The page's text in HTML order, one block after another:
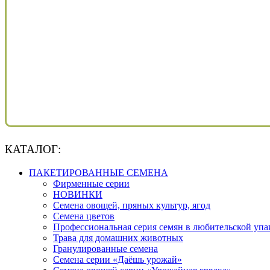
КАТАЛОГ:
ПАКЕТИРОВАННЫЕ СЕМЕНА
Фирменные серии
НОВИНКИ
Семена овощей, пряных культур, ягод
Семена цветов
Профессиональная серия семян в любительской
Трава для домашних животных
Гранулированные семена
Семена серии «Даёшь урожай»